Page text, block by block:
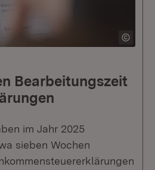
Bearbeitungszeit
im Jahr 2025
sieben Wochen